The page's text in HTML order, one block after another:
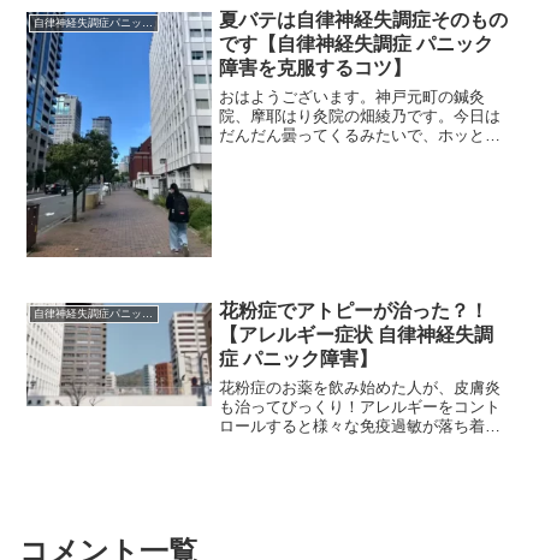
自律神経失調症パニック障害
夏バテは自律神経失調症そのもの
です【自律神経失調症 パニック
障害を克服するコツ】
おはようございます。神戸元町の鍼灸
院、摩耶はり灸院の畑綾乃です。今日は
だんだん曇ってくるみたいで、ホッとし
花粉症でアトピーが治った？！
【アレルギー症状 自律神経失調
症 パニック障害】
花粉症のお薬を飲み始めた人が、皮膚炎
も治ってびっくり！アレルギーをコント
ロールすると様々な免疫過敏が落ち着き
コメント一覧